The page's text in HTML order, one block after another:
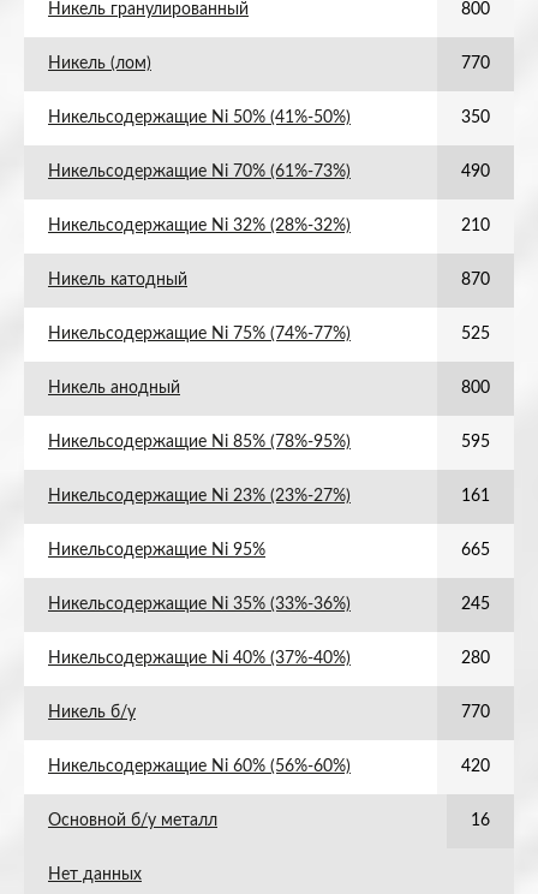
Никель гранулированный 800
Никель (лом) 770
Никельсодержащие Ni 50% (41%-50%) 350
Никельсодержащие Ni 70% (61%-73%) 490
Никельсодержащие Ni 32% (28%-32%) 210
Никель катодный 870
Никельсодержащие Ni 75% (74%-77%) 525
Никель анодный 800
Никельсодержащие Ni 85% (78%-95%) 595
Никельсодержащие Ni 23% (23%-27%) 161
Никельсодержащие Ni 95% 665
Никельсодержащие Ni 35% (33%-36%) 245
Никельсодержащие Ni 40% (37%-40%) 280
Никель б/у 770
Никельсодержащие Ni 60% (56%-60%) 420
Основной б/у металл 16
Нет данных